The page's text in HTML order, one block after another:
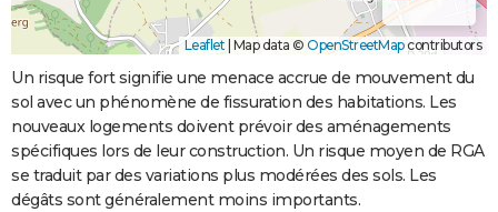
Leaflet Map data © OpenStreetMapcontributors
Un risque fort signifie une menace accrue de mouvement du
sol avec un phénomène de fissuration des habitations. Les
nouveaux logements doivent prévoir des aménagements
spécifiques lors de leur construction. Un risque moyen de RGA
se traduit par des variations plus modérées des sols. Les
dégâts sont généralement moins importants.